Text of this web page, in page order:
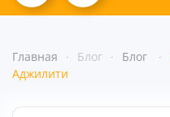
Главная Блог Блог
Аджилити